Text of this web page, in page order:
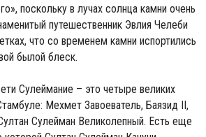
поскольку в лучах солнца камни очень
путешественник Эвлия Челеби
что со временем камни испортились
былой блеск.
Сулеймание – это четыре великих
Мехмет Завоеватель, Баязид II,
Сулейман Великолепный. Есть еще